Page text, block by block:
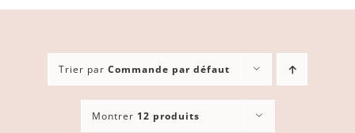
Trier par Commande par défaut
Montrer 12 produits